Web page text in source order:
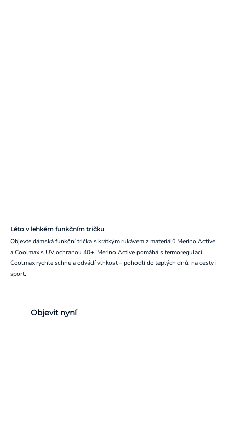
Léto v lehkém funkčním tričku
Objevte dámská funkční trička s krátkým rukávem z materiálů Merino Active
a Coolmax s UV ochranou 40+. Merino Active pomáhá s termoregulací,
Coolmax rychle schne a odvádí vlhkost – pohodlí do teplých dnů, na cesty i
sport.
Objevit nyní